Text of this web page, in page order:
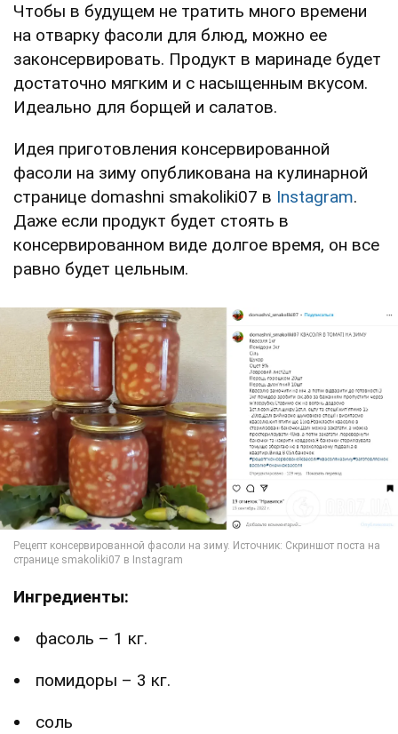
Чтобы в будущем не тратить много времени
на отварку фасоли для блюд, можно ее
законсервировать. Продукт в маринаде будет
достаточно мягким и с насыщенным вкусом.
Идеально для борщей и салатов.
Идея приготовления консервированной
фасоли на зиму опубликована на кулинарной
странице domashni smakoliki07 в Instagram.
Даже если продукт будет стоять в
консервированном виде долгое время, он все
равно будет цельным.
Ингредиенты:
фасоль – 1 кг.
помидоры – 3 кг.
соль